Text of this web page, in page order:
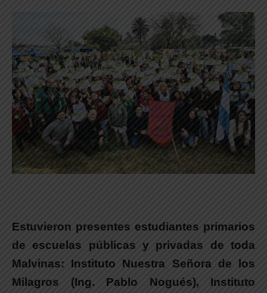
Estuvieron presentes estudiantes primarios
de escuelas públicas y privadas de toda
Malvinas: Instituto Nuestra Señora de los
Milagros (Ing. Pablo Nogués), Instituto